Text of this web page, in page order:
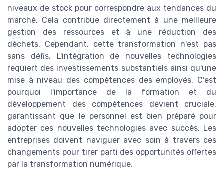
niveaux de stock pour correspondre aux tendances du
marché. Cela contribue directement à une meilleure
gestion des ressources et à une réduction des
déchets. Cependant, cette transformation n'est pas
sans défis. L'intégration de nouvelles technologies
requiert des investissements substantiels ainsi qu'une
mise à niveau des compétences des employés. C'est
pourquoi l'importance de la formation et du
développement des compétences devient cruciale,
garantissant que le personnel est bien préparé pour
adopter ces nouvelles technologies avec succès. Les
entreprises doivent naviguer avec soin à travers ces
changements pour tirer parti des opportunités offertes
par la transformation numérique.